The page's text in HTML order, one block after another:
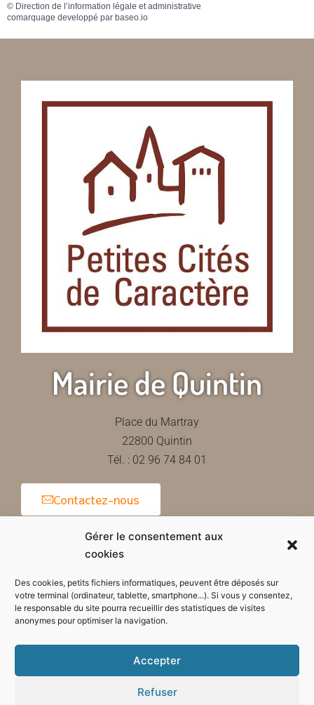
Gérer le consentement aux
cookies
Des cookies, petits fichiers informatiques, peuvent être déposés sur
votre terminal (ordinateur, tablette, smartphone...). Si vous y consentez,
le responsable du site pourra recueillir des statistiques de visites
anonymes pour optimiser la navigation.
Accepter
Refuser
© Direction de l’information légale et administrative
comarquage developpé par baseo.io
Mairie de Quintin
Place du Martray
22800 Quintin
Tél. : 02 96 74 84 01
Contactez-nous
Horaires d'ouverture de la mairie